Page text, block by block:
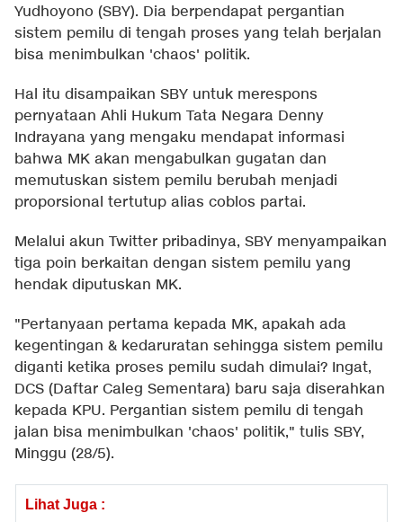
Yudhoyono (SBY). Dia berpendapat pergantian
sistem pemilu di tengah proses yang telah berjalan
bisa menimbulkan 'chaos' politik.
Hal itu disampaikan SBY untuk merespons
pernyataan Ahli Hukum Tata Negara Denny
Indrayana yang mengaku mendapat informasi
bahwa MK akan mengabulkan gugatan dan
memutuskan sistem pemilu berubah menjadi
proporsional tertutup alias coblos partai.
Melalui akun Twitter pribadinya, SBY menyampaikan
tiga poin berkaitan dengan sistem pemilu yang
hendak diputuskan MK.
"Pertanyaan pertama kepada MK, apakah ada
kegentingan & kedaruratan sehingga sistem pemilu
diganti ketika proses pemilu sudah dimulai? Ingat,
DCS (Daftar Caleg Sementara) baru saja diserahkan
kepada KPU. Pergantian sistem pemilu di tengah
jalan bisa menimbulkan 'chaos' politik," tulis SBY,
Minggu (28/5).
Lihat Juga :